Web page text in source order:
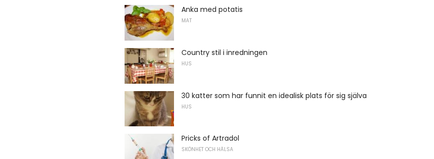
Anka med potatis
MAT
Country stil i inredningen
HUS
30 katter som har funnit en idealisk plats för sig själva
HUS
Pricks of Artradol
SKÖNHET OCH HÄLSA